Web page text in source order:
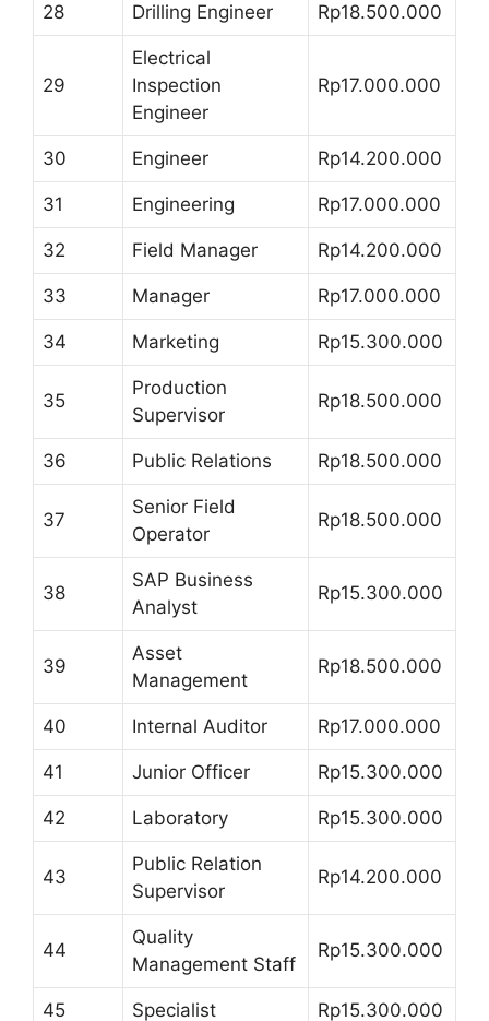
28 Drilling Engineer Rp18.500.000
29
Electrical
Inspection
Engineer
Rp17.000.000
30 Engineer Rp14.200.000
31 Engineering Rp17.000.000
32 Field Manager Rp14.200.000
33 Manager Rp17.000.000
34 Marketing Rp15.300.000
35
Production
Supervisor
Rp18.500.000
36 Public Relations Rp18.500.000
37
Senior Field
Operator
Rp18.500.000
38
SAP Business
Analyst
Rp15.300.000
39
Asset
Management
Rp18.500.000
40 Internal Auditor Rp17.000.000
41 Junior Officer Rp15.300.000
42 Laboratory Rp15.300.000
43
Public Relation
Supervisor
Rp14.200.000
44
Quality
Management Staff
Rp15.300.000
45 Specialist Rp15.300.000